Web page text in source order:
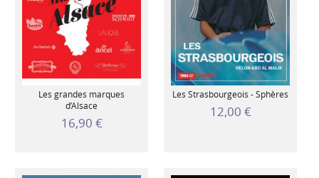
Les grandes marques
d’Alsace
16,90 €
Les Strasbourgeois - Sphères
12,00 €